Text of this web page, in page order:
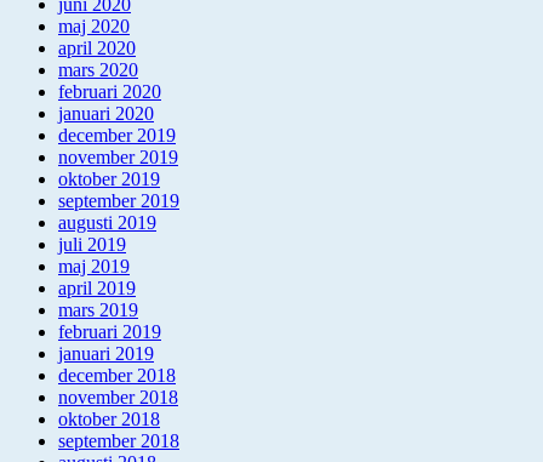
juni 2020
maj 2020
april 2020
mars 2020
februari 2020
januari 2020
december 2019
november 2019
oktober 2019
september 2019
augusti 2019
juli 2019
maj 2019
april 2019
mars 2019
februari 2019
januari 2019
december 2018
november 2018
oktober 2018
september 2018